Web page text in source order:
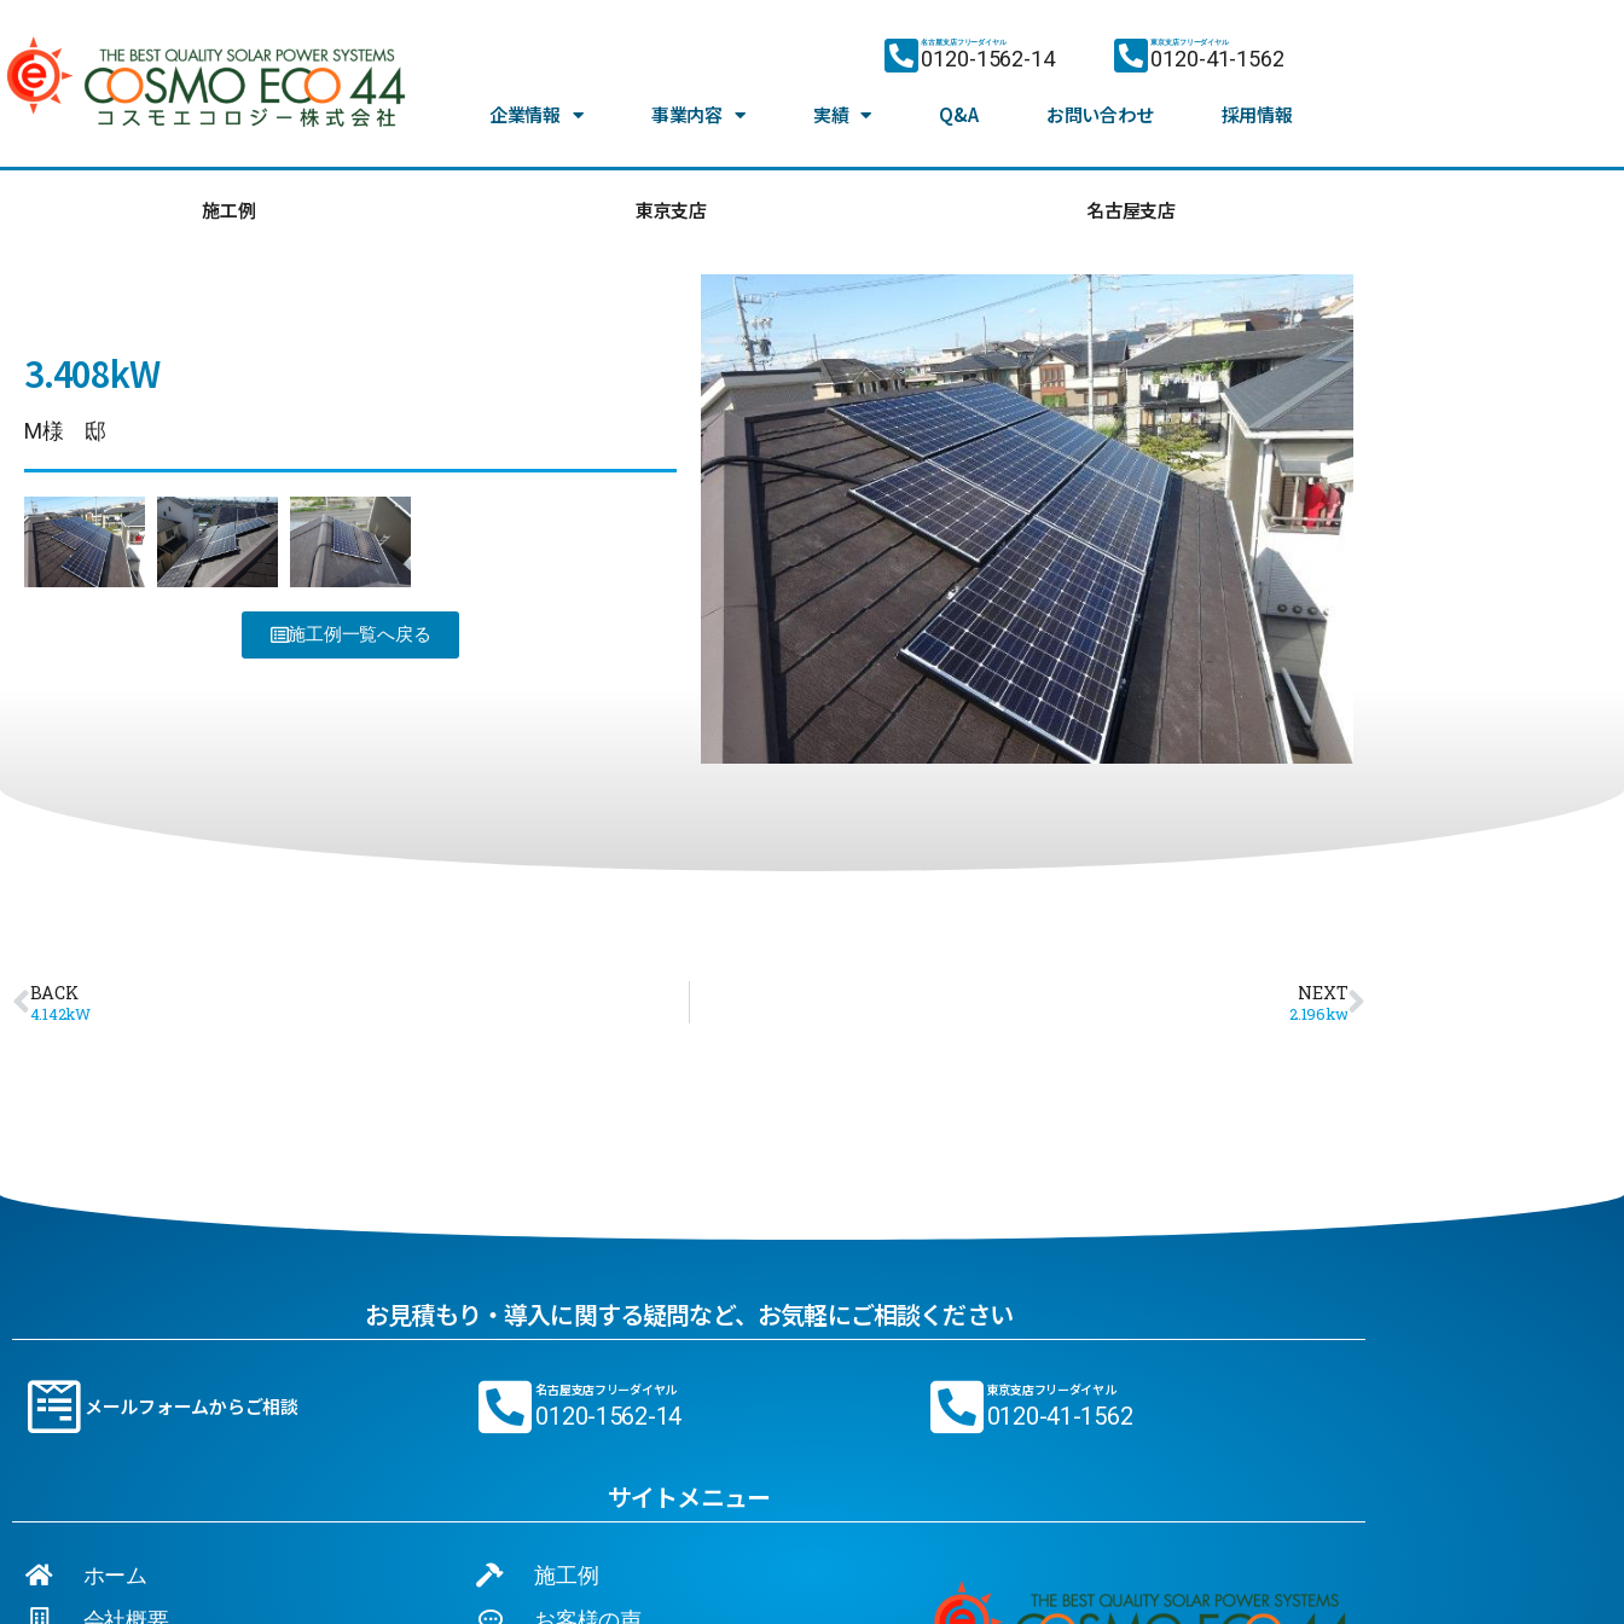
名古屋支店フリーダイヤル
0120-1562-14
東京支店フリーダイヤル
0120-41-1562
企業情報 事業内容 実績 Q&A お問い合わせ 採用情報
施工例 東京支店 名古屋支店
3.408kW
M様 邸
施工例一覧へ戻る
BACK
4.142kW
NEXT
2.196kw
お見積もり・導入に関する疑問など、お気軽にご相談ください
メールフォームからご相談
名古屋支店フリーダイヤル
0120-1562-14
東京支店フリーダイヤル
0120-41-1562
サイトメニュー
ホーム
施工例